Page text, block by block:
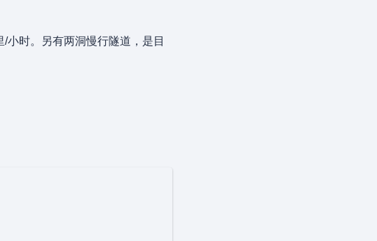
时。另有两洞慢行隧道，是目